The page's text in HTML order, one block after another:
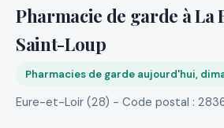
Pharmacie de garde à
Saint-Loup
Pharmacies de garde aujourd'hui,
Eure-et-Loir (28) - Code postal :